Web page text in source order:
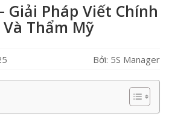
Giải Pháp Viết Chính
Thẩm Mỹ
Bởi: 5S Manager